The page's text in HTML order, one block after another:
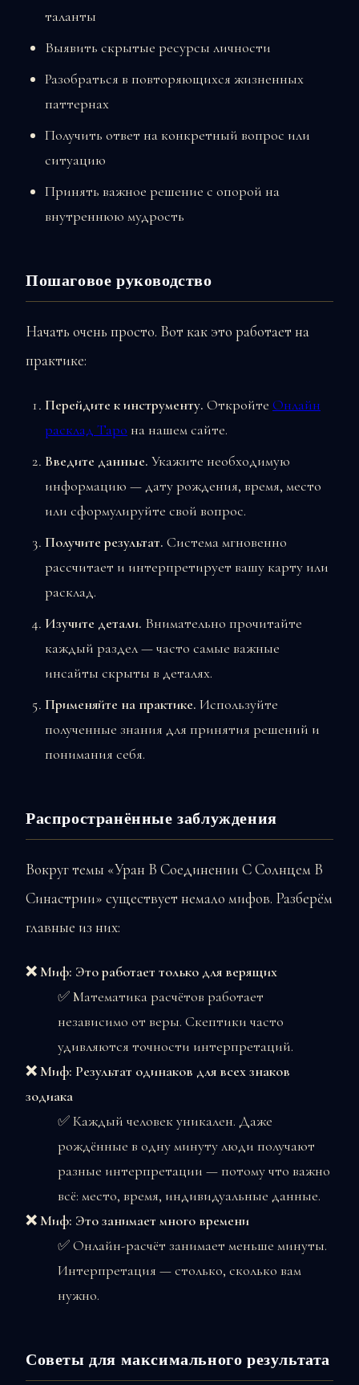
таланты
Выявить скрытые ресурсы личности
Разобраться в повторяющихся жизненных
паттернах
Получить ответ на конкретный вопрос или
ситуацию
Принять важное решение с опорой на
внутреннюю мудрость
Пошаговое руководство
Начать очень просто. Вот как это работает на
практике:
Перейдите к инструменту. Откройте Онлайн
расклад Таро на нашем сайте.
Введите данные. Укажите необходимую
информацию — дату рождения, время, место
или сформулируйте свой вопрос.
Получите результат. Система мгновенно
рассчитает и интерпретирует вашу карту или
расклад.
Изучите детали. Внимательно прочитайте
каждый раздел — часто самые важные
инсайты скрыты в деталях.
Применяйте на практике. Используйте
полученные знания для принятия решений и
понимания себя.
Распространённые заблуждения
Вокруг темы «Уран В Соединении С Солнцем В
Синастрии» существует немало мифов. Разберём
главные из них:
❌ Миф: Это работает только для верящих
✅ Математика расчётов работает
независимо от веры. Скептики часто
удивляются точности интерпретаций.
❌ Миф: Результат одинаков для всех знаков
зодиака
✅ Каждый человек уникален. Даже
рождённые в одну минуту люди получают
разные интерпретации — потому что важно
всё: место, время, индивидуальные данные.
❌ Миф: Это занимает много времени
✅ Онлайн-расчёт занимает меньше минуты.
Интерпретация — столько, сколько вам
нужно.
Советы для максимального результата